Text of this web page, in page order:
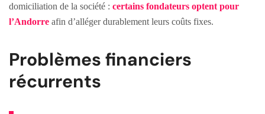
domiciliation de la société : certains fondateurs optent pour
l’Andorre afin d’alléger durablement leurs coûts fixes.
Problèmes financiers
récurrents